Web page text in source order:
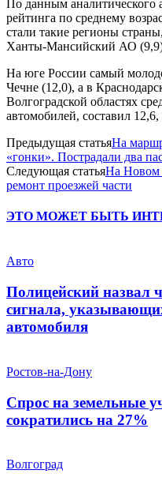
По данным аналитического
рейтинга по среднему
стали такие регионы
Ханты-Мансийский АО
На юге России самый
Чечне (12,0), а в
Волгоградской областях
автомобилей, составил
Предыдущая статьяНа
«гонки». Пострадали два
Следующая статьяНа Новом
ремонт проезжей части
ЭТО МОЖЕТ БЫТЬ
Авто
Полицейский назвал
сигнала,
автомобиля
Ростов-на-Дону
Спрос на земельные
сократились на 27%
Волгоград